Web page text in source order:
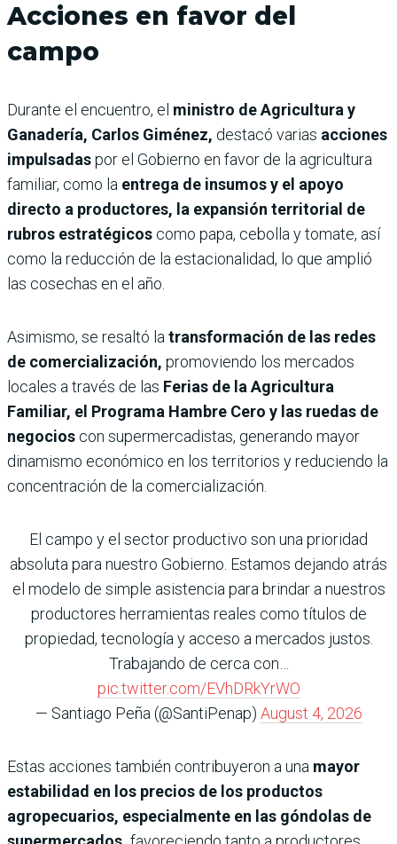
Acciones en favor del
campo
Durante el encuentro, el ministro de Agricultura y
Ganadería, Carlos Giménez, destacó varias acciones
impulsadaspor el Gobierno en favor de la agricultura
familiar, como la entrega de insumos y el apoyo
directo a productores, la expansión territorial de
rubros estratégicos como papa, cebolla y tomate, así
como la reducción de la estacionalidad, lo que amplió
las cosechas en el año.
Asimismo, se resaltó latransformación de las redes
de comercialización, promoviendo los mercados
locales a través de las Ferias de la Agricultura
Familiar, el Programa Hambre Cero y las ruedas de
negocios con supermercadistas, generando mayor
dinamismo económico en los territorios y reduciendo la
concentración de la comercialización.
El campo y el sector productivo son una prioridad
absoluta para nuestro Gobierno. Estamos dejando atrás
el modelo de simple asistencia para brindar a nuestros
productores herramientas reales como títulos de
propiedad, tecnología y acceso a mercados justos.
Trabajando de cerca con…
pic.twitter.com/EVhDRkYrWO
— Santiago Peña (@SantiPenap) August 4, 2026
Estas acciones también contribuyeron a una mayor
estabilidad en los precios de los productos
agropecuarios, especialmente en las góndolas de